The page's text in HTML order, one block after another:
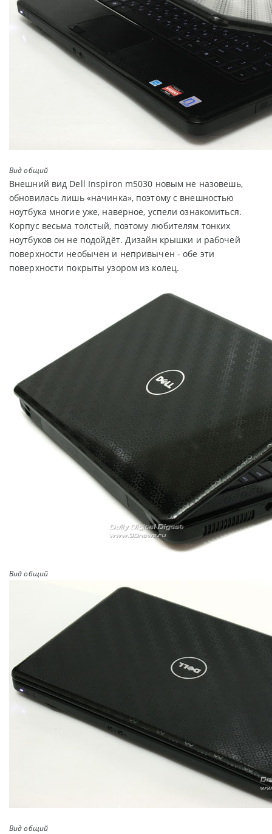
Вид общий
Внешний вид Dell Inspiron m5030 новым не назовешь,
обновилась лишь «начинка», поэтому с внешностью
ноутбука многие уже, наверное, успели ознакомиться.
Корпус весьма толстый, поэтому любителям тонких
ноутбуков он не подойдёт. Дизайн крышки и рабочей
поверхности необычен и непривычен - обе эти
поверхности покрыты узором из колец.
Вид общий
Вид общий